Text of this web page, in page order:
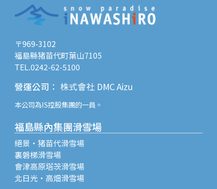
〒969-3102
福島縣猪苗代町葉山7105
TEL.0242-62-5100
營運公司 ： 株式會社 DMC Aizu
本公司為IS控股集團的一員。
福島縣內集團滑雪場
絕景・猪苗代滑雪場
裏磐梯滑雪場
會津高原塔茨滑雪場
北日光・高畑滑雪場